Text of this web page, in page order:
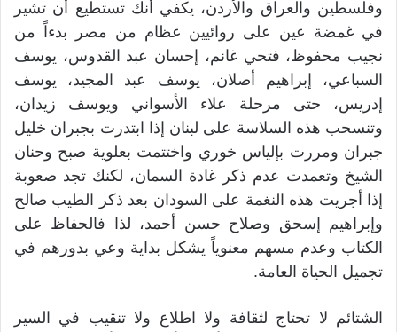
وفلسطين والعراق والأردن، يكفي أنك تستطيع أن تشير
في غمضة عين على روائيين عظام من مصر بدءاً من
نجيب محفوظ، فتحي غانم، إحسان عبد القدوس، يوسف
السباعي، إبراهيم أصلان، يوسف عبد المجيد، يوسف
إدريس، حتى مرحلة علاء الأسواني ويوسف زيدان،
وتنسحب هذه السلاسة على لبنان إذا ابتدرت بجبران خليل
جبران ومررت بإلياس خوري واختتمت بعلوية صبح وحنان
الشيخ وتعمدت عدم ذكر غادة السمان، لكنك تجد صعوبة
إذا أجريت هذه النغمة على السودان بعد ذكر الطيب صالح
وإبراهيم إسحق وصلاح حسن أحمد، لذا فالحفاظ على
الكتاب وعدم مسهم معنوياً يشكل بداية وعي بدورهم في
تجميل الحياة العامة.
الشتائم لا تحتاج لثقافة ولا اطلاع ولا تنقيب في السير